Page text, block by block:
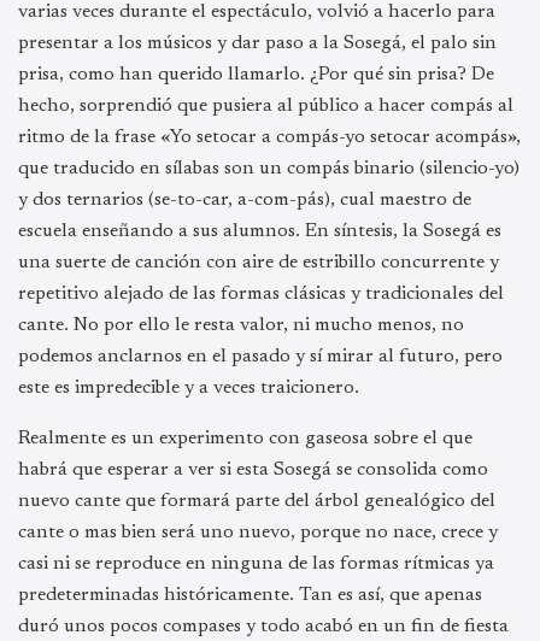
varias veces durante el espectáculo, volvió a hacerlo para
presentar a los músicos y dar paso a la Sosegá, el palo sin
prisa, como han querido llamarlo. ¿Por qué sin prisa? De
hecho, sorprendió que pusiera al público a hacer compás al
ritmo de la frase «Yo setocar a compás-yo setocar acompás»,
que traducido en sílabas son un compás binario (silencio-yo)
y dos ternarios (se-to-car, a-com-pás), cual maestro de
escuela enseñando a sus alumnos. En síntesis, la Sosegá es
una suerte de canción con aire de estribillo concurrente y
repetitivo alejado de las formas clásicas y tradicionales del
cante. No por ello le resta valor, ni mucho menos, no
podemos anclarnos en el pasado y sí mirar al futuro, pero
este es impredecible y a veces traicionero.
Realmente es un experimento con gaseosa sobre el que
habrá que esperar a ver si esta Sosegá se consolida como
nuevo cante que formará parte del árbol genealógico del
cante o mas bien será uno nuevo, porque no nace, crece y
casi ni se reproduce en ninguna de las formas rítmicas ya
predeterminadas históricamente. Tan es así, que apenas
duró unos pocos compases y todo acabó en un fin de fiesta